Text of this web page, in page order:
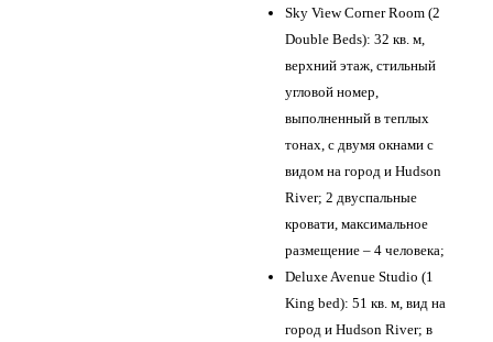
Sky View Corner Room (2
Double Beds): 32 кв. м,
верхний этаж, стильный
угловой номер,
выполненный в теплых
тонах, с двумя окнами с
видом на город и Hudson
River; 2 двуспальные
кровати, максимальное
размещение – 4 человека;
Deluxe Avenue Studio (1
King bed): 51 кв. м, вид на
город и Hudson River; в